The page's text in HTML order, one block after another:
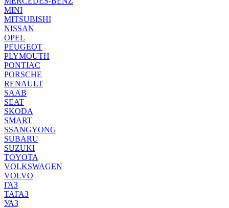
MINI
MITSUBISHI
NISSAN
OPEL
PEUGEOT
PLYMOUTH
PONTIAC
PORSCHE
RENAULT
SAAB
SEAT
SKODA
SMART
SSANGYONG
SUBARU
SUZUKI
TOYOTA
VOLKSWAGEN
VOLVO
ГАЗ
ТАГАЗ
УАЗ